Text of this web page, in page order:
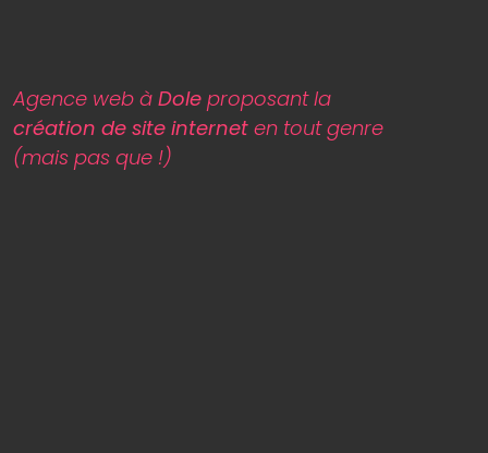
Agence web à Dole proposant la
création de site internet en tout genre
(mais pas que !)